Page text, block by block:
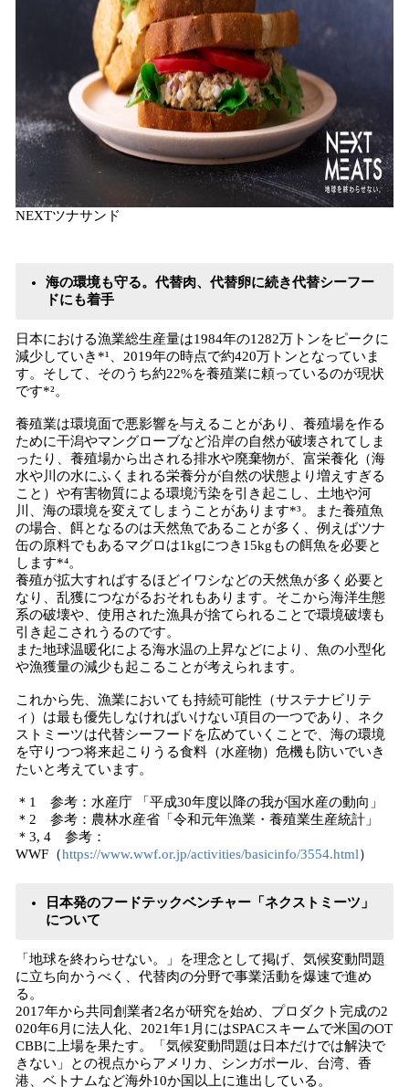
NEXTツナサンド
海の環境も守る。代替肉、代替卵に続き代替シーフー
ドにも着手
日本における漁業総生産量は1984年の1282万トンをピークに
減少していき*¹、2019年の時点で約420万トンとなっていま
す。そして、そのうち約22%を養殖業に頼っているのが現状
です*²。
養殖業は環境面で悪影響を与えることがあり、養殖場を作る
ために干潟やマングローブなど沿岸の自然が破壊されてしま
ったり、養殖場から出される排水や廃棄物が、富栄養化（海
水や川の水にふくまれる栄養分が自然の状態より増えすぎる
こと）や有害物質による環境汚染を引き起こし、土地や河
川、海の環境を変えてしまうことがあります*³。また養殖魚
の場合、餌となるのは天然魚であることが多く、例えばツナ
缶の原料でもあるマグロは1kgにつき15kgもの餌魚を必要と
します*⁴。
養殖が拡大すればするほどイワシなどの天然魚が多く必要と
なり、乱獲につながるおそれもあります。そこから海洋生態
系の破壊や、使用された漁具が捨てられることで環境破壊も
引き起こされうるのです。
また地球温暖化による海水温の上昇などにより、魚の小型化
や漁獲量の減少も起こることが考えられます。
これから先、漁業においても持続可能性（サステナビリテ
ィ）は最も優先しなければいけない項目の一つであり、ネク
ストミーツは代替シーフードを広めていくことで、海の環境
を守りつつ将来起こりうる食料（水産物）危機も防いでいき
たいと考えています。
＊1 参考：水産庁 「平成30年度以降の我が国水産の動向」
＊2 参考：農林水産省「令和元年漁業・養殖業生産統計」
＊3, 4 参考：
WWF（https://www.wwf.or.jp/activities/basicinfo/3554.html）
日本発のフードテックベンチャー「ネクストミーツ」
について
「地球を終わらせない。」を理念として掲げ、気候変動問題
に立ち向かうべく、代替⾁の分野で事業活動を爆速で進め
る。
2017年から共同創業者2名が研究を始め、プロダクト完成の2
020年6月に法人化、2021年1月にはSPACスキームで米国のOT
CBBに上場を果たす。「気候変動問題は日本だけでは解決で
きない」との視点からアメリカ、シンガポール、台湾、香
港、ベトナムなど海外10か国以上に進出している。